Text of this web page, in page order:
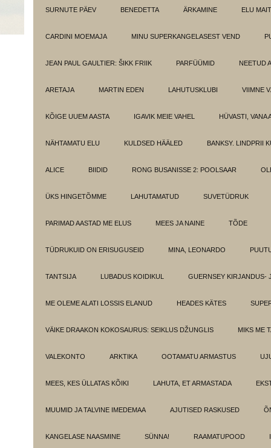
SURNUTE PÄEV BENEDETTA ÄRKAMINE ELU
CARDINI MOEMAJA MINU SUPERKANGELASEST VEND
JEAN PAUL GAULTIER: ŠIKK FRIIK PARFÜÜMID NEETUD
ARETAJA MARTIN EDEN LAHUTUSKLUBI VIIMNE
KÕIGE UUEM AASTA IGAVIK MEIE VAHEL HÜVASTI, VANA
NÄHTAMATU ELU KULDSED HÄÄLED BANKSY. LINDPRII
ALICE BIIDID RONG BUSANISSE 2: POOLSAAR
ÜKS HINGETÕMME LAHUTAMATUD SUVETÜDRUK
PARIMAD AASTAD ME ELUS MEES JA NAINE TÕDE
TÜDRUKUID ON ERISUGUSEID MINA, LEONARDO
TANTSIJA LUBADUS KOIDIKUL GUERNSEY KIRJANDUS-
ME OLEME ALATI LOSSIS ELANUD HEADES KÄTES
VÄIKE DRAAKON KOKOSAURUS: SEIKLUS DŽUNGLIS MIKS ME
VALEKONTO ARKTIKA OOTAMATU ARMASTUS
MEES, KES ÜLLATAS KÕIKI LAHUTA, ET ARMASTADA
MUUMID JA TALVINE IMEDEMAA AJUTISED RASKUSED
KANGELASE NAASMINE SÜNNA! RAAMATUPOOD